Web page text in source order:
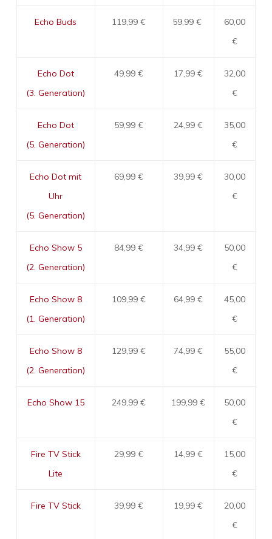
Echo Buds 119,99 € 59,99 €
60,00
€
Echo Dot
(3. Generation)
49,99 € 17,99 €
32,00
€
Echo Dot
(5. Generation)
59,99 € 24,99 €
35,00
€
Echo Dot mit
Uhr
(5. Generation)
69,99 € 39,99 €
30,00
€
Echo Show 5
(2. Generation)
84,99 € 34,99 €
50,00
€
Echo Show 8
(1. Generation)
109,99 € 64,99 €
45,00
€
Echo Show 8
(2. Generation)
129,99 € 74,99 €
55,00
€
Echo Show 15 249,99 € 199,99 €
50,00
€
Fire TV Stick
Lite
29,99 € 14,99 €
15,00
€
Fire TV Stick 39,99 € 19,99 €
20,00
€